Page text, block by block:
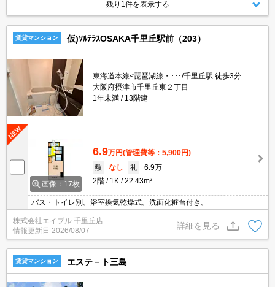
残り1件を表示する
賃貸マンション 仮)ｿﾙﾃﾗｽOSAKA千里丘駅前（203）
東海道本線<琵琶湖線・･･･/千里丘駅 徒歩3分
大阪府摂津市千里丘東２丁目
1年未満
13階建
画像：17枚
6.9万円(管理費等：5,900円)
敷
なし 礼
6.9万
2階
1K 22.43m²
バス・トイレ別。浴室換気乾燥式。洗面化粧台付き。
株式会社エイブル 千里丘店
情報更新日 2026/08/07
詳細を見る
賃貸マンション エステ－ト三島